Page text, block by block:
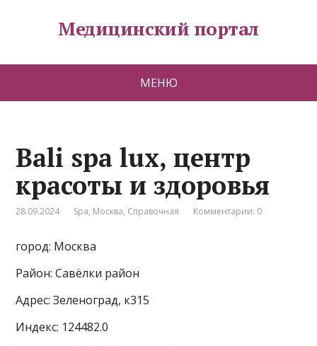
Медицинский портал
МЕНЮ
Bali spa lux, центр
красоты и здоровья
28.09.2024 Spa, Москва, Справочная Комментарии: 0
город: Москва
Район: Савёлки район
Адрес: Зеленоград, к315
Индекс: 124482.0